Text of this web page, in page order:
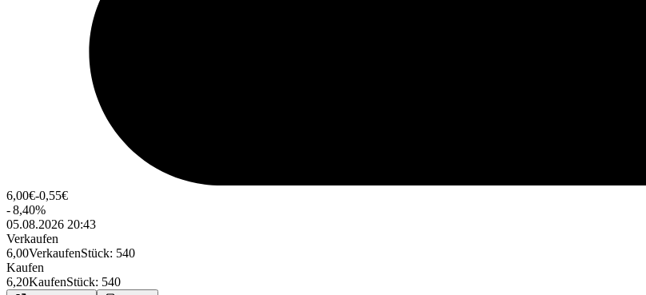
6,00€-0,55€
-8,40%
05.08.2026 20:43
Verkaufen
6,00VerkaufenStück: 540
Kaufen
6,20KaufenStück: 540